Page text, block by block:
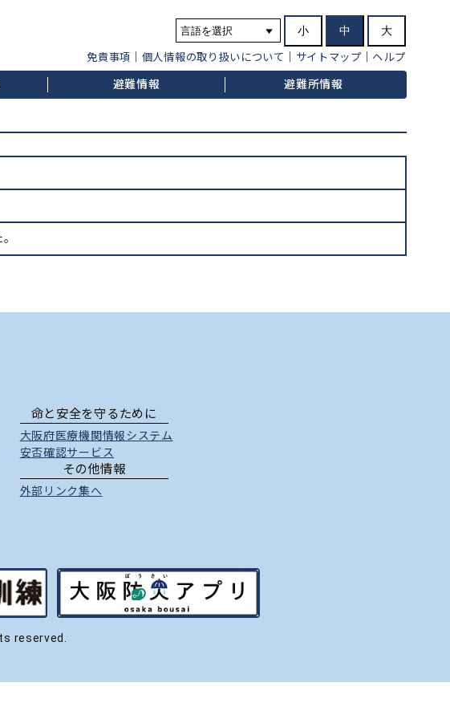
小 中 大
免責事項 個人情報の取り扱いについて サイトマップ ヘルプ
避難情報 避難所情報
命と安全を守るために
大阪府医療機関情報システム
安否確認サービス
その他情報
外部リンク集へ
reserved.